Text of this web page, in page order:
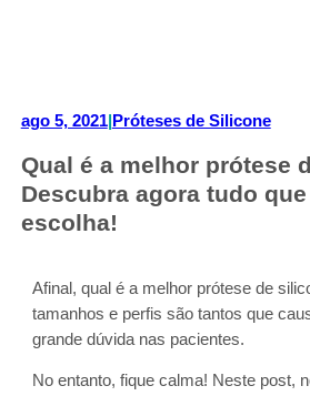
ago 5, 2021| Próteses de Silicone
Qual é a melhor prótese
Descubra agora tudo
escolha!
Afinal, qual é a melhor prótese de
tamanhos e perfis são tantos que
grande dúvida nas pacientes.
No entanto, fique calma! Neste post,